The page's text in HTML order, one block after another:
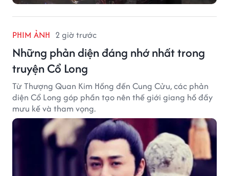
PHIM ẢNH 2 giờ trước
Những phản diện đáng nhớ nhất trong
truyện Cổ Long
Từ Thượng Quan Kim Hồng đến Cung Cửu, các phản
diện Cổ Long góp phần tạo nên thế giới giang hồ đầy
mưu kế và tham vọng.